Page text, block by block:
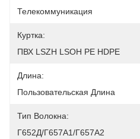
Телекоммуникация
Куртка:
ПВХ LSZH LSOH PE HDPE
Длина:
Пользовательская Длина
Тип Волокна:
Г652Д/Г657А1/Г657А2